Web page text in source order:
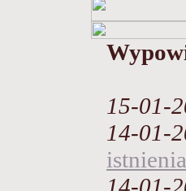
15-01-
14-01-